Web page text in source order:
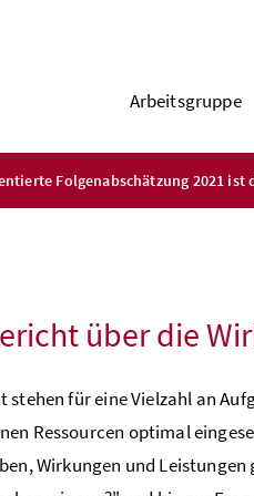
Arbeitsgruppe
Folgenabschätzung 2021 ist
über die
stehen für eine Vielzahl an
Ressourcen optimal
Wirkungen und